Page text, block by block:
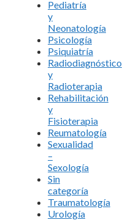
Pediatría
y
Neonatología
Psicología
Psiquiatría
Radiodiagnóstico
y
Radioterapia
Rehabilitación
y
Fisioterapia
Reumatología
Sexualidad
–
Sexología
Sin
categoría
Traumatología
Urología